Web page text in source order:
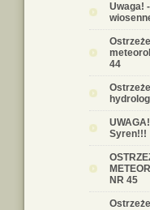
Uwaga!
44
Syren!!!
NR 45